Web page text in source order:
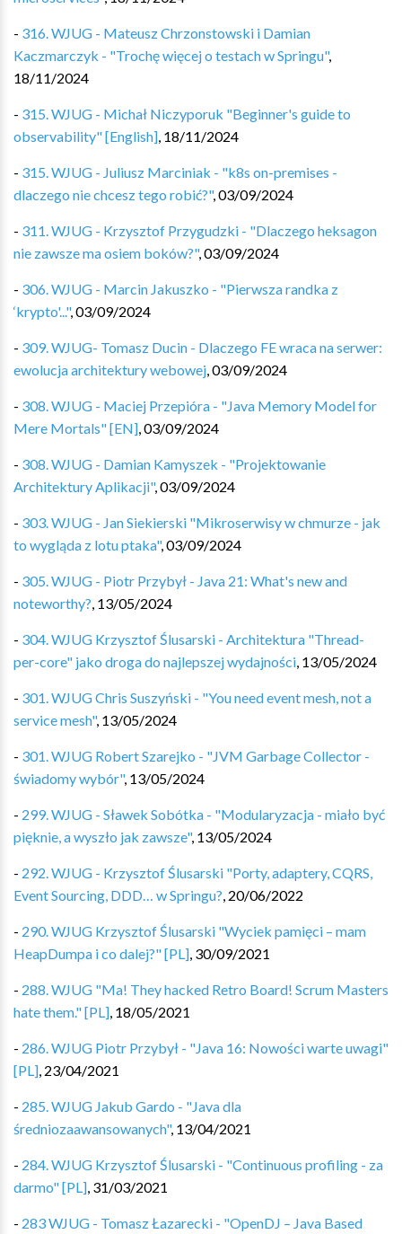
- 316. WJUG - Mateusz Chrzonstowski i Damian
Kaczmarczyk - "Trochę więcej o testach w Springu",
18/11/2024
- 315. WJUG - Michał Niczyporuk "Beginner's guide to
observability" [English], 18/11/2024
- 315. WJUG - Juliusz Marciniak - "k8s on-premises -
dlaczego nie chcesz tego robić?",03/09/2024
- 311. WJUG - Krzysztof Przygudzki - "Dlaczego heksagon
nie zawsze ma osiem boków?",03/09/2024
- 306. WJUG - Marcin Jakuszko - "Pierwsza randka z
‘krypto'...",03/09/2024
- 309. WJUG- Tomasz Ducin - Dlaczego FE wraca na serwer:
ewolucja architektury webowej,03/09/2024
- 308. WJUG - Maciej Przepióra - "Java Memory Model for
Mere Mortals" [EN],03/09/2024
- 308. WJUG - Damian Kamyszek - "Projektowanie
Architektury Aplikacji",03/09/2024
- 303. WJUG - Jan Siekierski "Mikroserwisy w chmurze - jak
to wygląda z lotu ptaka",03/09/2024
- 305. WJUG - Piotr Przybył - Java 21: What's new and
noteworthy?, 13/05/2024
- 304. WJUG Krzysztof Ślusarski - Architektura "Thread-
per-core" jako droga do najlepszej wydajności, 13/05/2024
- 301. WJUG Chris Suszyński - "You need event mesh, not a
service mesh", 13/05/2024
- 301. WJUG Robert Szarejko - "JVM Garbage Collector -
świadomy wybór", 13/05/2024
- 299. WJUG - Sławek Sobótka - "Modularyzacja - miało być
pięknie, a wyszło jak zawsze", 13/05/2024
- 292. WJUG - Krzysztof Ślusarski "Porty, adaptery, CQRS,
Event Sourcing, DDD… w Springu?, 20/06/2022
- 290. WJUG Krzysztof Ślusarski "Wyciek pamięci – mam
HeapDumpa i co dalej?" [PL], 30/09/2021
- 288. WJUG "Ma! They hacked Retro Board! Scrum Masters
hate them." [PL], 18/05/2021
- 286. WJUG Piotr Przybył - "Java 16: Nowości warte uwagi"
[PL], 23/04/2021
- 285. WJUG Jakub Gardo - "Java dla
średniozaawansowanych", 13/04/2021
- 284. WJUG Krzysztof Ślusarski - "Continuous profiling - za
darmo" [PL], 31/03/2021
- 283 WJUG - Tomasz Łazarecki - "OpenDJ – Java Based